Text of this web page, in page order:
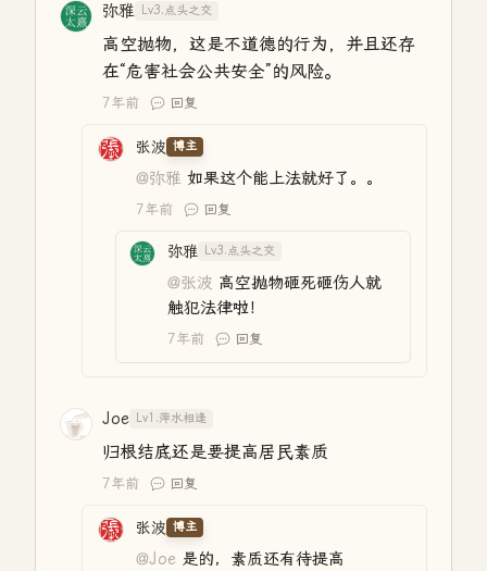
弥雅 Lv3.点头之交
高空抛物，这是不道德的行为，并且还存
在“危害社会公共安全”的风险。
7年前 回复
张波 博主
@弥雅 如果这个能上法就好了。。
7年前 回复
弥雅 Lv3.点头之交
@张波 高空抛物砸死砸伤人就
触犯法律啦！
7年前 回复
Joe Lv1.萍水相逢
归根结底还是要提高居民素质
7年前 回复
张波 博主
@Joe 是的，素质还有待提高